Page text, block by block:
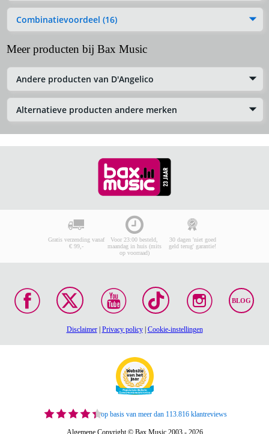
Combinatievoordeel (16)
Meer producten bij Bax Music
Andere producten van D'Angelico
Alternatieve producten andere merken
Gratis verzending vanaf
€ 99,-
Voor 23:00 besteld,
maandag in huis (mits
op voorraad)
30 dagen 'niet goed
geld terug' garantie!
BLOG
Disclaimer| Privacy policy| Cookie-instellingen
op basis van meer dan 113.816 klantreviews